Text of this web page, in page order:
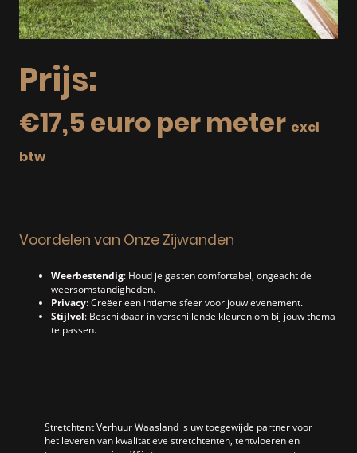
Prijs:
€17,5 euro per meter excl
btw
Voordelen van Onze Zijwanden
Weerbestendig: Houd je gasten comfortabel, ongeacht de
weersomstandigheden.
Privacy: Creëer een intieme sfeer voor jouw evenement.
Stijlvol: Beschikbaar in verschillende kleuren om bij jouw thema
te passen.
Stretchtent Verhuur Waasland is uw toegewijde partner voor
het leveren van kwalitatieve stretchtenten, tentvloeren en